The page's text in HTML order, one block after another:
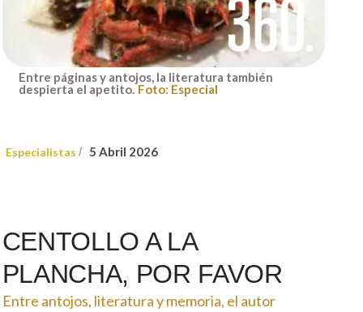
Entre páginas y antojos, la literatura también
despierta el apetito. Foto: Especial
Especialistas / 5 Abril 2026
CENTOLLO A LA
PLANCHA, POR FAVOR
Entre antojos, literatura y memoria, el autor